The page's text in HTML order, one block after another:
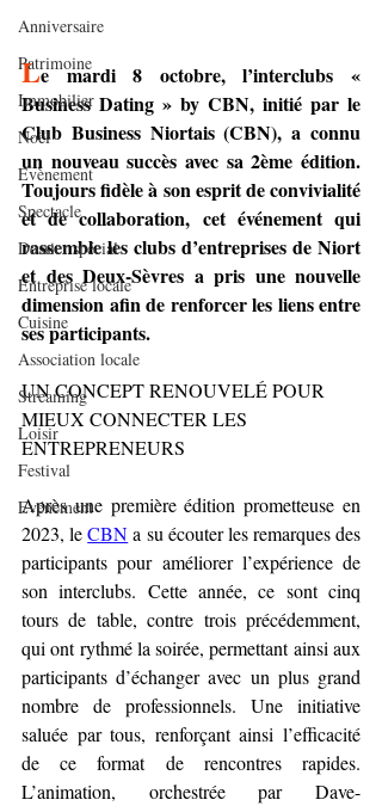
Anniversaire
Patrimoine
Immobilier
Noël
Evènement
Spectacle
Dossier spécial
Entreprise locale
Cuisine
Association locale
Streaming
Loisir
Festival
Evénement
Le mardi 8 octobre, l’interclubs «
Business Dating » by CBN, initié par le
Club Business Niortais (CBN), a connu
un nouveau succès avec sa 2ème édition.
Toujours fidèle à son esprit de convivialité
et de collaboration, cet événement qui
rassemble les clubs d’entreprises de Niort
et des Deux-Sèvres a pris une nouvelle
dimension afin de renforcer les liens entre
ses participants.
UN CONCEPT RENOUVELÉ POUR
MIEUX CONNECTER LES
ENTREPRENEURS
Après une première édition prometteuse en
2023, le CBN a su écouter les remarques des
participants pour améliorer l’expérience de
son interclubs. Cette année, ce sont cinq
tours de table, contre trois précédemment,
qui ont rythmé la soirée, permettant ainsi aux
participants d’échanger avec un plus grand
nombre de professionnels. Une initiative
saluée par tous, renforçant ainsi l’efficacité
de ce format de rencontres rapides.
L’animation, orchestrée par Dave-